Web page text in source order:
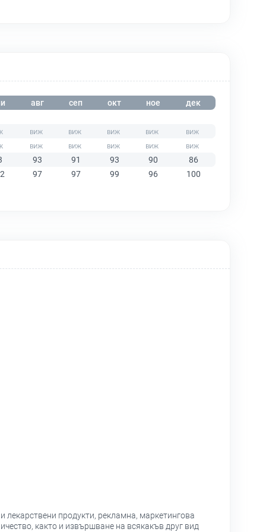
авг сеп окт ное дек
93 91 93 90
86
97 97 99 96 100
лекарствени продукти, рекламна, маркетингова
както и извършване на всякакъв друг вид